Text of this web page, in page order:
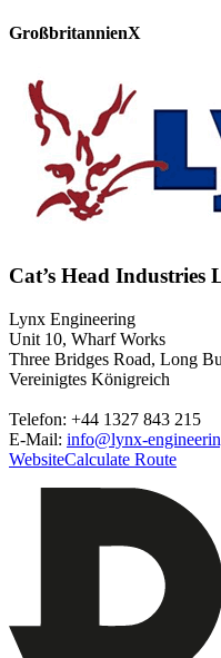
GroßbritannienX
Cat’s Head Industries
Lynx Engineering
Unit 10, Wharf Works
Three Bridges Road, Long
Vereinigtes Königreich
Telefon: +44 1327 843 215
E-Mail: info@lynx-
WebsiteCalculate Route